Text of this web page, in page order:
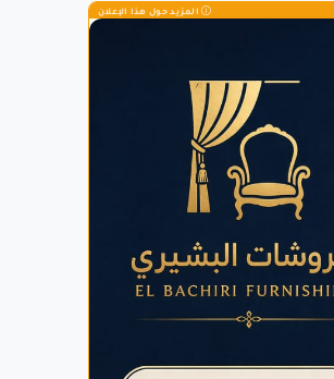
المزيد حول هذا الإعلان